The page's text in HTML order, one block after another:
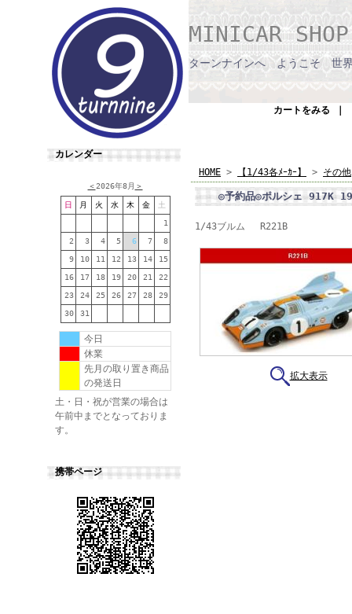
MINICAR
ターンナインへ ようこそ 世界
カートをみる
カレンダー
＜2026年8月 ＞
日 月 火 水 木 金 土
1
2 3 4 5 6 7 8
9 10 11 12 13 14 15
16 17 18 19 20 21 22
23 24 25 26 27 28 29
30 31
今日
休業
先月の取り置き商品
の発送日
土・日・祝が営業の場合は
午前中までとなっておりま
す。
携帯ページ
HOME > 【1/43各ﾒｰｶｰ】 > その他
◎予約品◎ポルシェ
1/43ブルム R221B
拡大表示